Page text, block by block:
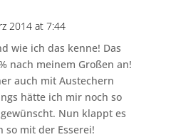
2014 at 7:44
wie ich das kenne! Das
nach meinem Großen an!
auch mit Austechern
hätte ich mir noch so
Nun klappt es
so mit der Esserei!